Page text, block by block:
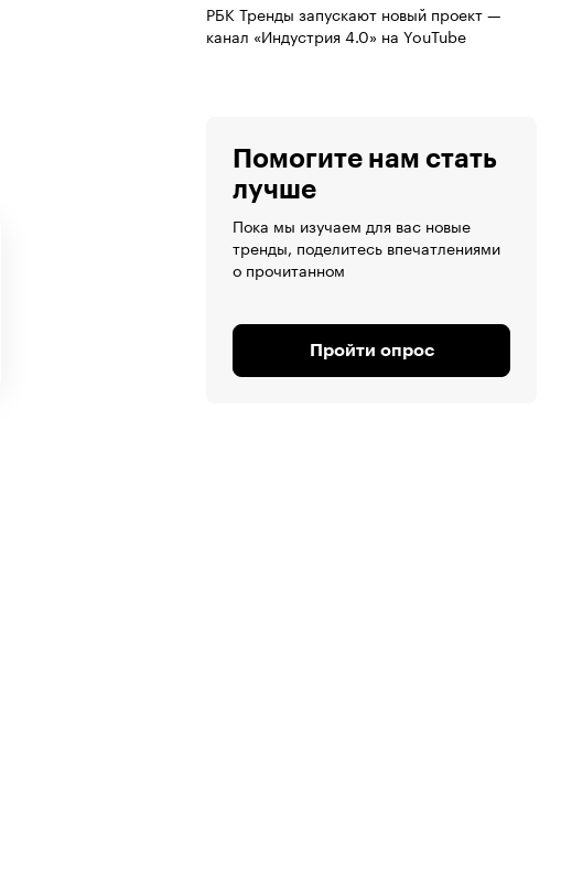
РБК Тренды запускают новый проект —
канал «Индустрия 4.0» на YouTube
Помогите нам стать
лучше
Пока мы изучаем для вас новые
тренды, поделитесь впечатлениями
о прочитанном
Пройти опрос